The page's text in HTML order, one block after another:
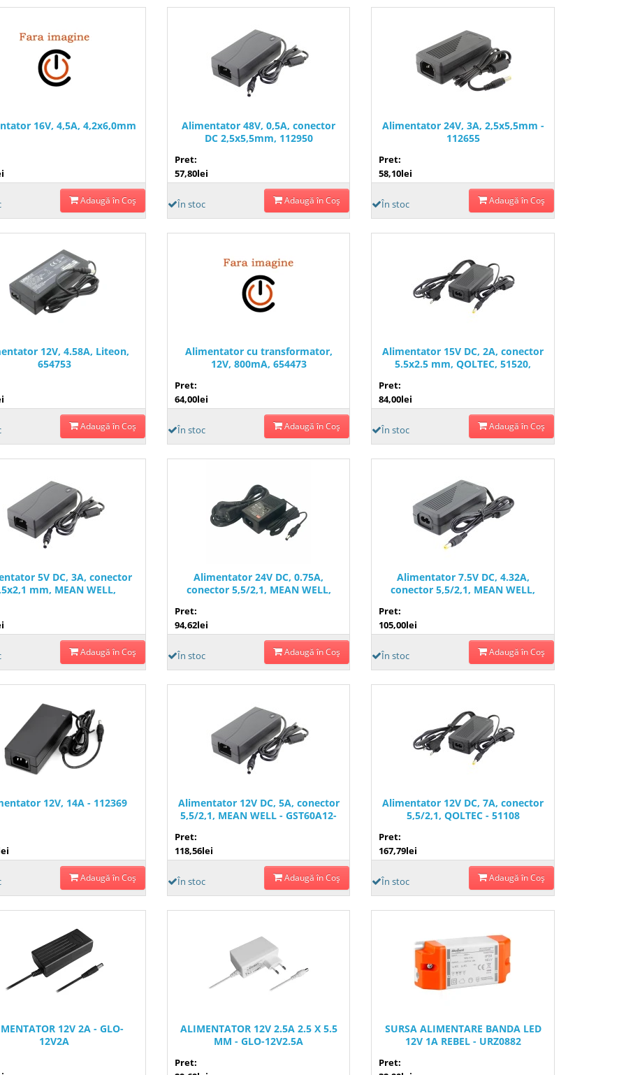
16V, 4,5A, 4,2x6,0mm
Adaugă în Coş
Alimentator 48V, 0,5A, conector
DC 2,5x5,5mm, 112950
Pret:
57,80lei
În stoc Adaugă în Coş
Alimentator 24V, 3A, 2,5x5,5mm -
112655
Pret:
58,10lei
În stoc Adaugă în Coş
12V, 4.58A, Liteon,
654753
Adaugă în Coş
Alimentator cu transformator,
12V, 800mA, 654473
Pret:
64,00lei
În stoc Adaugă în Coş
Alimentator 15V DC, 2A, conector
5.5x2.5 mm, QOLTEC, 51520,
Pret:
84,00lei
În stoc Adaugă în Coş
5V DC, 3A, conector
mm, MEAN WELL,
Adaugă în Coş
Alimentator 24V DC, 0.75A,
conector 5,5/2,1, MEAN WELL,
Pret:
94,62lei
În stoc Adaugă în Coş
Alimentator 7.5V DC, 4.32A,
conector 5,5/2,1, MEAN WELL,
Pret:
105,00lei
În stoc Adaugă în Coş
12V, 14A - 112369
Adaugă în Coş
Alimentator 12V DC, 5A, conector
5,5/2,1, MEAN WELL - GST60A12-
Pret:
118,56lei
În stoc Adaugă în Coş
Alimentator 12V DC, 7A, conector
5,5/2,1, QOLTEC - 51108
Pret:
167,79lei
În stoc Adaugă în Coş
12V 2A - GLO-
12V2A
ALIMENTATOR 12V 2.5A 2.5 X 5.5
MM - GLO-12V2.5A
Pret:
SURSA ALIMENTARE BANDA LED
12V 1A REBEL - URZ0882
Pret: